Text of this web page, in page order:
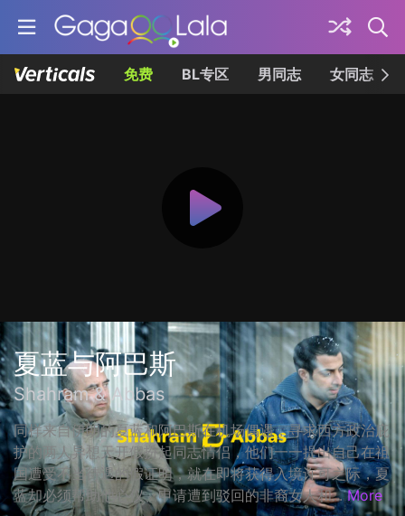
免费 BL专区 男同志 女同志
夏蓝与阿巴斯
Shahram & Abbas
同样来自伊朗的夏蓝和阿巴斯在机场偶遇，寻求西方政治庇
护的两人异想天开假扮起同志情侣，他们一一提出自己在祖
国遭受不当待遇的假证明，就在即将获得入境许可之际，夏
蓝却必须帮助他心仪、申请遭到驳回的非裔女人和... More